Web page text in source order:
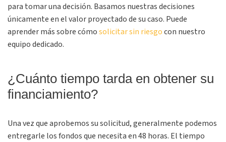
para tomar una decisión. Basamos nuestras decisiones
únicamente en el valor proyectado de su caso. Puede
aprender más sobre cómosolicitar sin riesgocon nuestro
equipo dedicado.
¿Cuánto tiempo tarda en obtener su
financiamiento?
Una vez que aprobemos su solicitud, generalmente podemos
entregarle los fondos que necesita en 48 horas. El tiempo